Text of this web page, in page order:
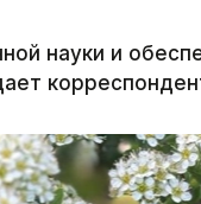
науки и